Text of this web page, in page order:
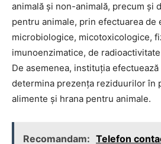
animală și non-animală, precum și
pentru animale, prin efectuarea de
microbiologice, micotoxicologice,
imunoenzimatice, de
De asemenea, instituția
determina prezența reziduurilor în
alimente și hrana pentru animale.
Recomandam: Telefon